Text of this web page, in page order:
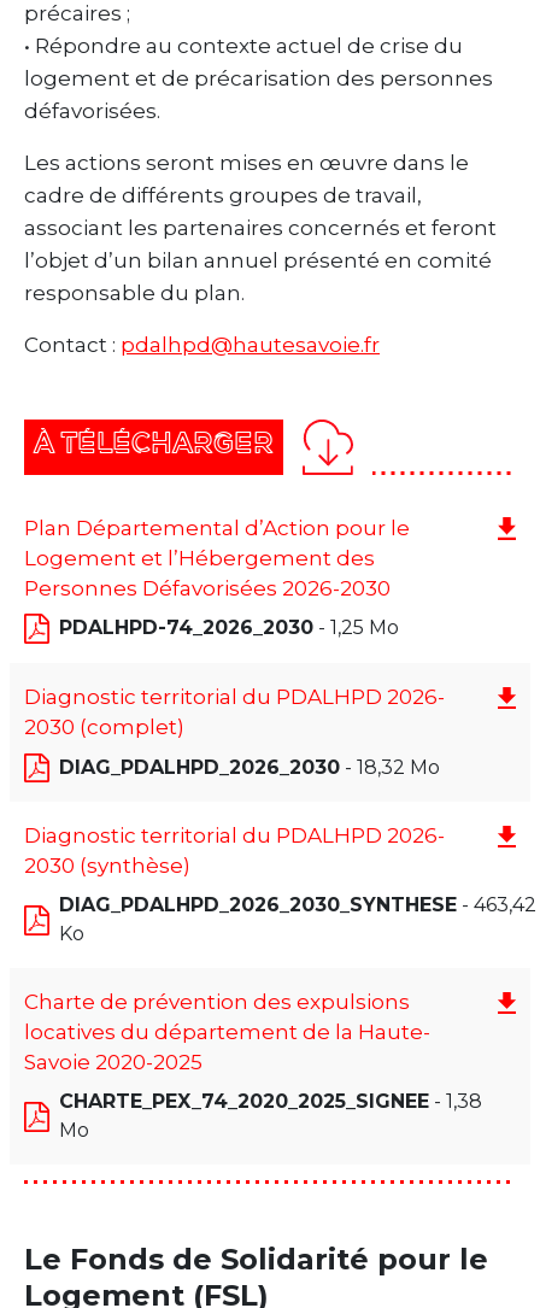
précaires ;
• Répondre au contexte actuel de crise du
logement et de précarisation des personnes
défavorisées.
Les actions seront mises en œuvre dans le
cadre de différents groupes de travail,
associant les partenaires concernés et feront
l’objet d’un bilan annuel présenté en comité
responsable du plan.
Contact : pdalhpd@hautesavoie.fr
À TÉLÉCHARGER
Plan Départemental d’Action pour le
Logement et l’Hébergement des
Personnes Défavorisées 2026-2030
PDALHPD-74_2026_2030 - 1,25 Mo
Diagnostic territorial du PDALHPD 2026-
2030 (complet)
DIAG_PDALHPD_2026_2030 - 18,32 Mo
Diagnostic territorial du PDALHPD 2026-
2030 (synthèse)
DIAG_PDALHPD_2026_2030_SYNTHESE - 463,42
Ko
Charte de prévention des expulsions
locatives du département de la Haute-
Savoie 2020-2025
CHARTE_PEX_74_2020_2025_SIGNEE - 1,38
Mo
Le Fonds de Solidarité pour le
Logement (FSL)